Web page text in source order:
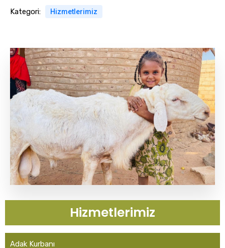
Kategori: Hizmetlerimiz
Hizmetlerimiz
Adak Kurbanı